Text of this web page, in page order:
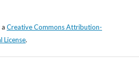
Creative Commons Attribution-
License.